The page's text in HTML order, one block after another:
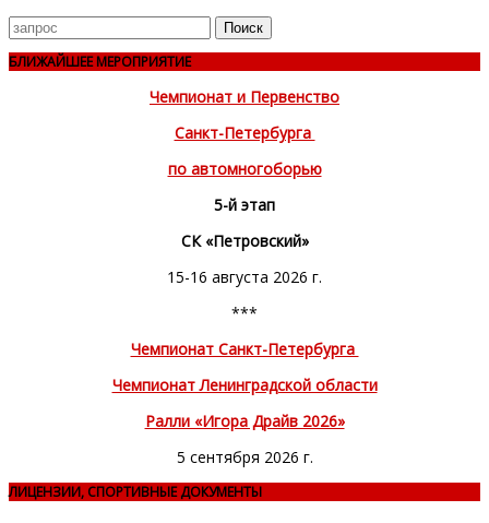
Поиск
для
БЛИЖАЙШЕЕ МЕРОПРИЯТИЕ
Чемпионат и Первенство
Санкт-Петербурга
по автомногоборью
5-й этап
СК «Петровский»
15-16 августа 2026 г.
***
Чемпионат Санкт-Петербурга
Чемпионат Ленинградской области
Ралли «Игора Драйв 2026»
5 сентября 2026 г.
ЛИЦЕНЗИИ, СПОРТИВНЫЕ ДОКУМЕНТЫ